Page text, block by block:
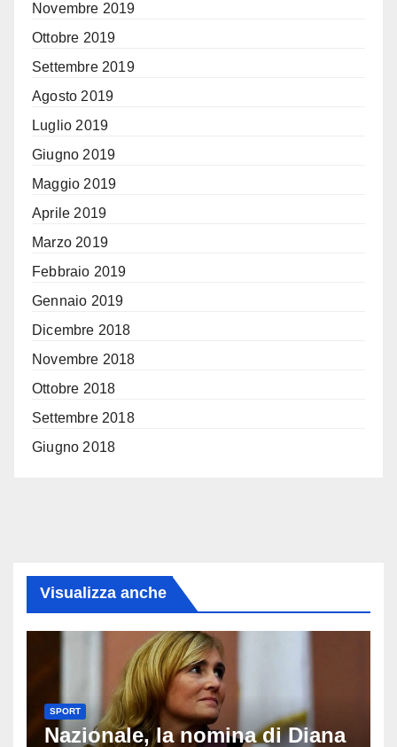
Novembre 2019
Ottobre 2019
Settembre 2019
Agosto 2019
Luglio 2019
Giugno 2019
Maggio 2019
Aprile 2019
Marzo 2019
Febbraio 2019
Gennaio 2019
Dicembre 2018
Novembre 2018
Ottobre 2018
Settembre 2018
Giugno 2018
Visualizza anche
SPORT
Nazionale, la nomina di Diana